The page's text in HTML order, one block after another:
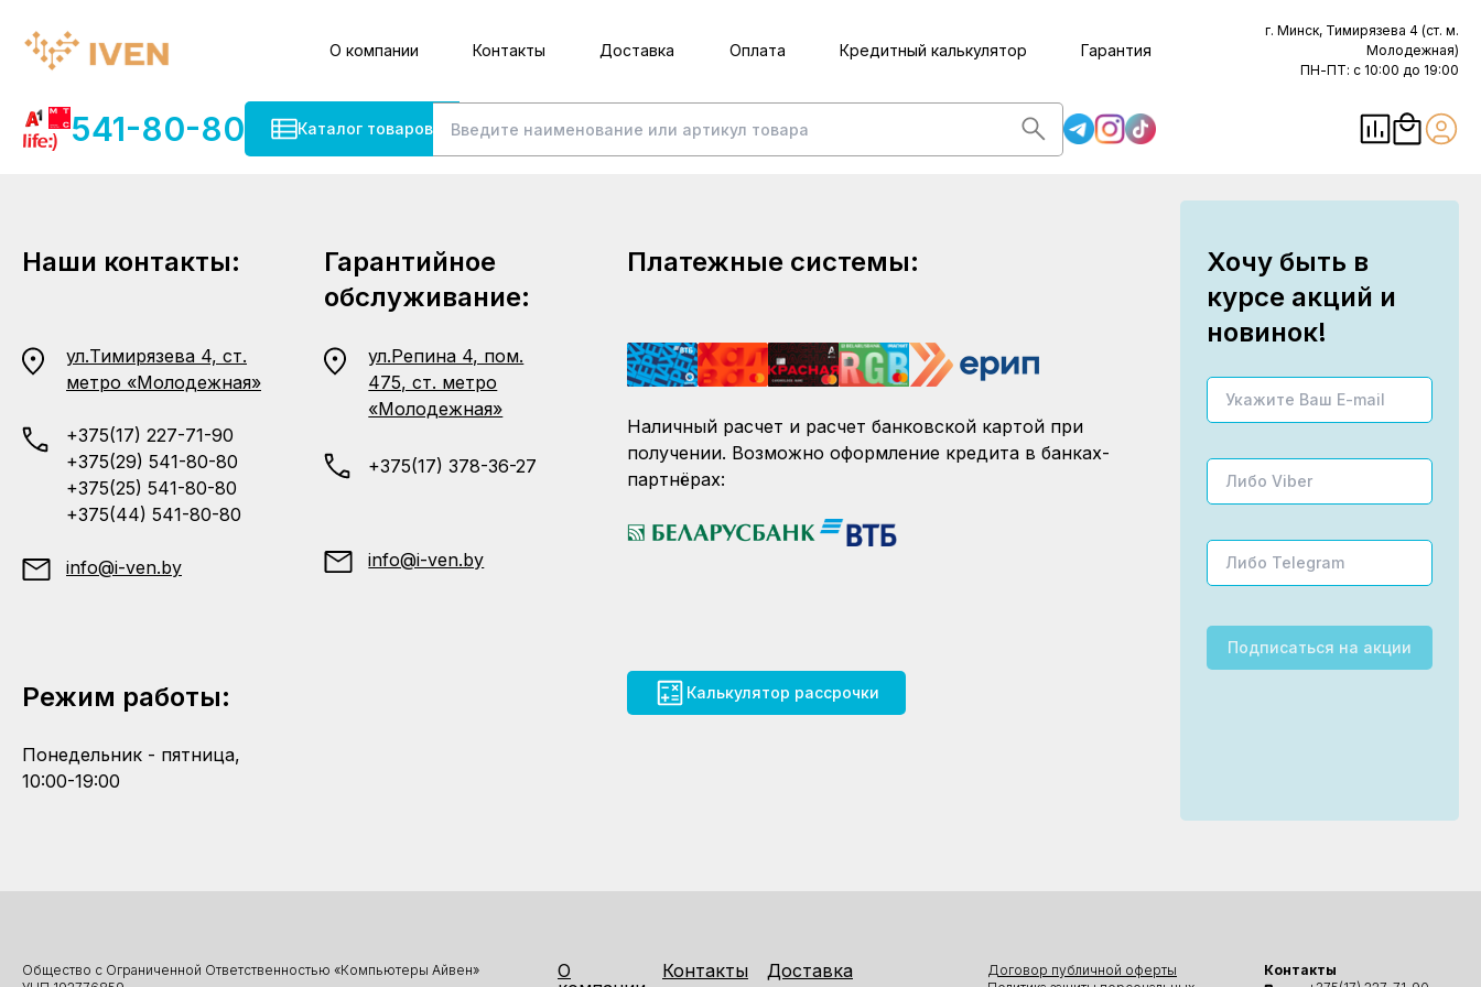
О компании Контакты Доставка Оплата Кредитный калькулятор Гарантия
г. Минск, Тимирязева 4 (ст. м.
Молодежная)
ПН-ПТ: с 10:00 до 19:00
541-80-80 Каталог товаров
Наши контакты:
ул.Тимирязева 4, ст.
метро «Молодежная»
+375(17) 227-71-90
+375(29) 541-80-80
+375(25) 541-80-80
+375(44) 541-80-80
info@i-ven.by
Гарантийное
обслуживание:
ул.Репина 4, пом.
475, ст. метро
«Молодежная»
+375(17) 378-36-27
info@i-ven.by
Платежные системы:
Наличный расчет и расчет банковской картой при
получении. Возможно оформление кредита в банках-
партнёрах:
Режим работы:
Понедельник - пятница,
10:00-19:00
Калькулятор рассрочки
Хочу быть в
курсе акций и
новинок!
Подписаться на акции
Общество с Ограниченной Ответственностью «Компьютеры Айвен»
О
Контакты Доставка
Договор публичной оферты
Контакты